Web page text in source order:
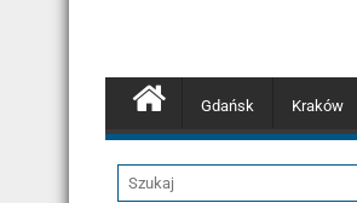
Gdańsk Kraków